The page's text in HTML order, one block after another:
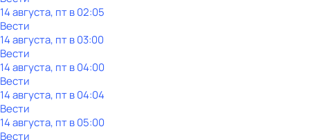
14 августа, пт в 02:05
Вести
14 августа, пт в 03:00
Вести
14 августа, пт в 04:00
Вести
14 августа, пт в 04:04
Вести
14 августа, пт в 05:00
Вести